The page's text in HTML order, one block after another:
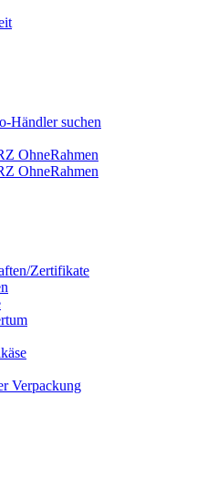
Händler suchen
Zertifikate
Verpackung